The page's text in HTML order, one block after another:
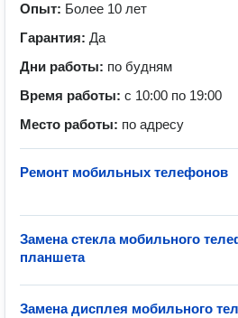
Опыт: Более 10 лет
Гарантия: Да
Дни работы: по будням
Время работы: с 10:00 по 19:00
Место работы: по адресу
Ремонт мобильных телефонов
Замена стекла мобильного
планшета
Замена дисплея мобильного